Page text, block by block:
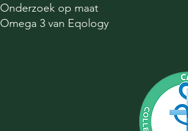
Onderzoek op maat
Omega 3 van Eqology